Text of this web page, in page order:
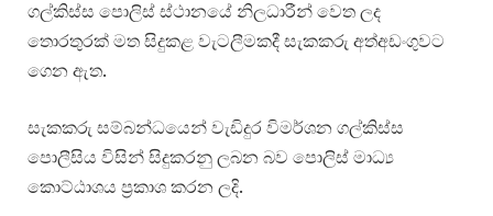
ගල්කිස්ස පොලිස් ස්ථානයේ නිලධාරීන් වෙත ලද
තොරතුරක් මත සිදුකළ වැටලීමකදී සැකකරු අත්අඩංගුවට
ගෙන ඇත.
සැකකරු සම්බන්ධයෙන් වැඩිදුර විමර්ශන ගල්කිස්ස
පොලීසිය විසින් සිදුකරනු ලබන බව පොලිස් මාධ්‍ය
කොට්ඨාශය ප්‍රකාශ කරන ලදි.